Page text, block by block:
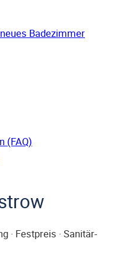
Badezimmer
(FAQ)
· Festpreis · Sanitär-